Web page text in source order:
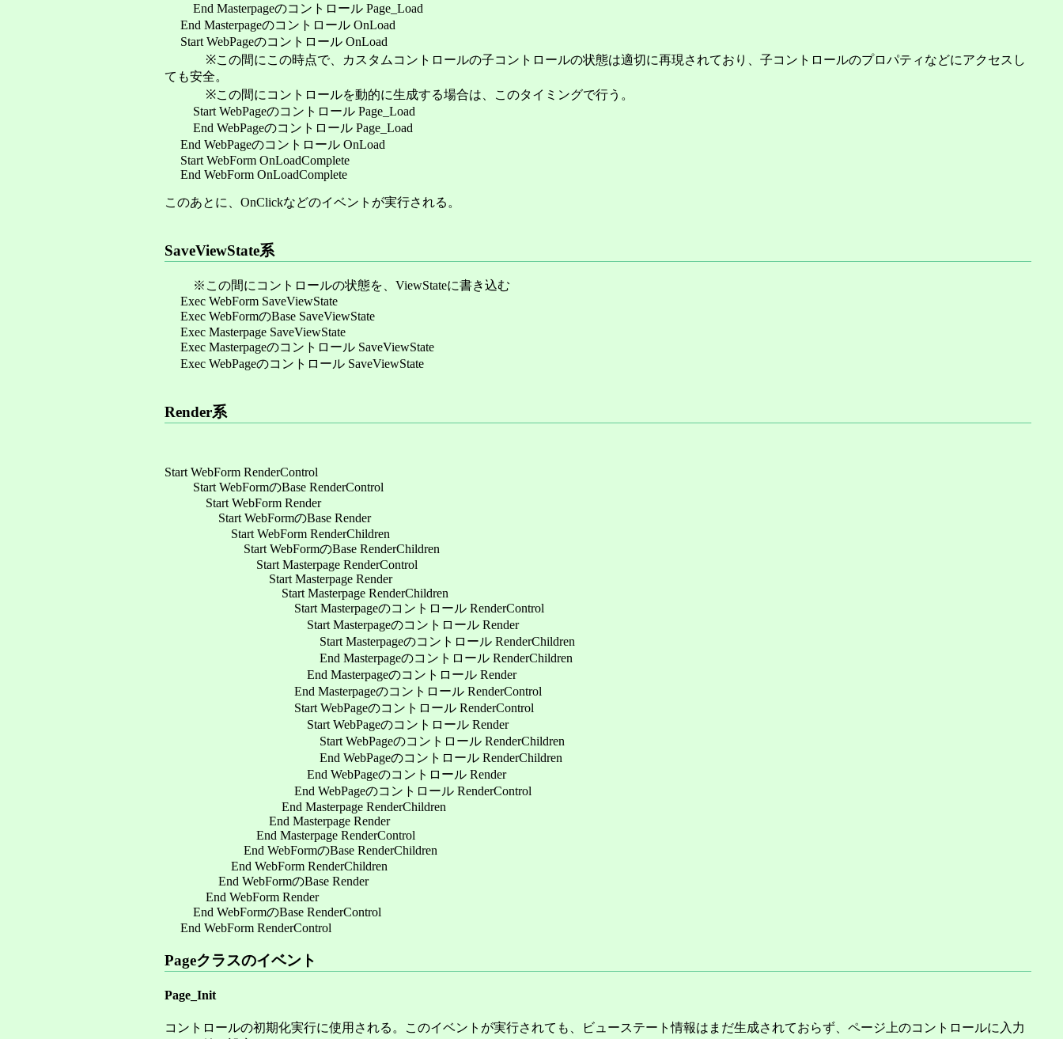
End Masterpageのコントロール Page_Load
End Masterpageのコントロール OnLoad
Start WebPageのコントロール OnLoad
※この間にこの時点で、カスタムコントロールの子コントロールの状態は適切に再現されており、子コントロールのプロパティなどにアクセスし
ても安全。
※この間にコントロールを動的に生成する場合は、このタイミングで行う。
Start WebPageのコントロール Page_Load
End WebPageのコントロール Page_Load
End WebPageのコントロール OnLoad
Start WebForm OnLoadComplete
End WebForm OnLoadComplete
このあとに、OnClickなどのイベントが実行される。
SaveViewState系
※この間にコントロールの状態を、ViewStateに書き込む
Exec WebForm SaveViewState
Exec WebFormのBase SaveViewState
Exec Masterpage SaveViewState
Exec Masterpageのコントロール SaveViewState
Exec WebPageのコントロール SaveViewState
Render系
Start WebForm RenderControl
Start WebFormのBase RenderControl
Start WebForm Render
Start WebFormのBase Render
Start WebForm RenderChildren
Start WebFormのBase RenderChildren
Start Masterpage RenderControl
Start Masterpage Render
Start Masterpage RenderChildren
Start Masterpageのコントロール RenderControl
Start Masterpageのコントロール Render
Start Masterpageのコントロール RenderChildren
End Masterpageのコントロール RenderChildren
End Masterpageのコントロール Render
End Masterpageのコントロール RenderControl
Start WebPageのコントロール RenderControl
Start WebPageのコントロール Render
Start WebPageのコントロール RenderChildren
End WebPageのコントロール RenderChildren
End WebPageのコントロール Render
End WebPageのコントロール RenderControl
End Masterpage RenderChildren
End Masterpage Render
End Masterpage RenderControl
End WebFormのBase RenderChildren
End WebForm RenderChildren
End WebFormのBase Render
End WebForm Render
End WebFormのBase RenderControl
End WebForm RenderControl
Pageクラスのイベント
Page_Init
コントロールの初期化実行に使用される。このイベントが実行されても、ビューステート情報はまだ生成されておらず、ページ上のコントロールに入力